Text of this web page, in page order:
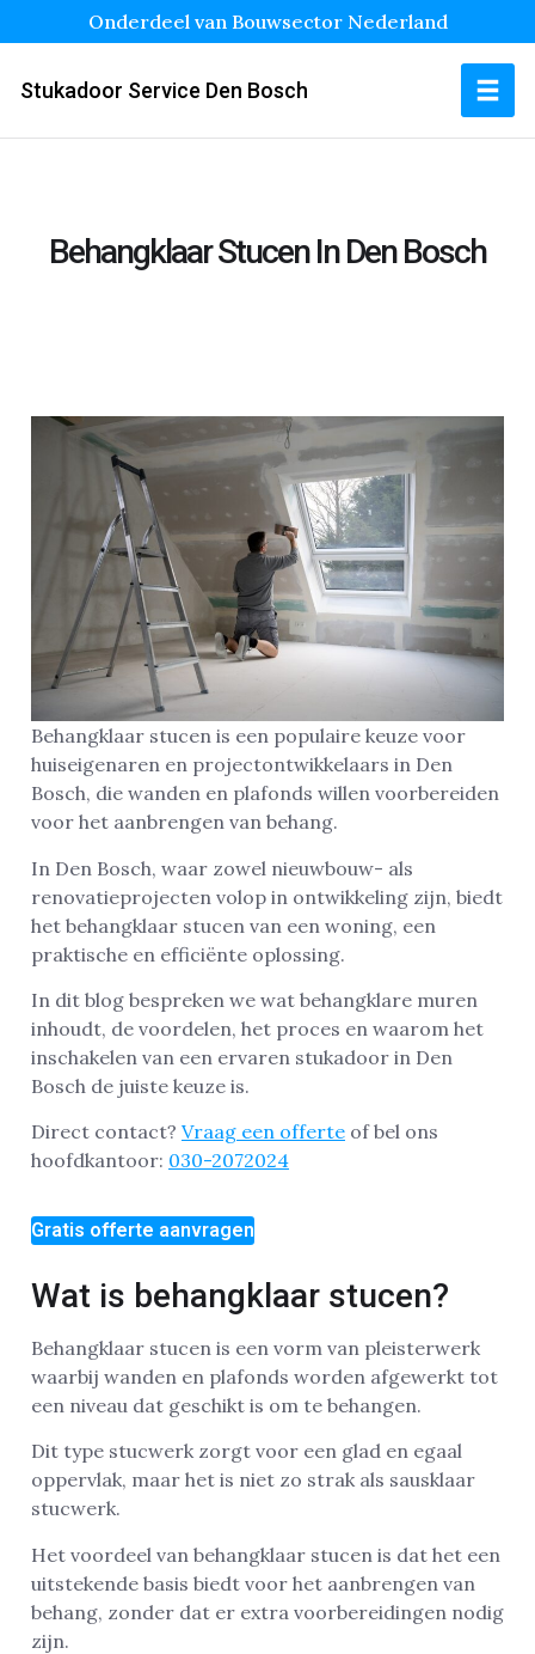
Onderdeel van Bouwsector Nederland
Stukadoor Service Den Bosch
Behangklaar Stucen In Den Bosch
Behangklaar stucen is een populaire keuze voor
huiseigenaren en projectontwikkelaars in Den
Bosch, die wanden en plafonds willen voorbereiden
voor het aanbrengen van behang.
In Den Bosch, waar zowel nieuwbouw- als
renovatieprojecten volop in ontwikkeling zijn, biedt
het behangklaar stucen van een woning, een
praktische en efficiënte oplossing.
In dit blog bespreken we wat behangklare muren
inhoudt, de voordelen, het proces en waarom het
inschakelen van een ervaren stukadoor in Den
Bosch de juiste keuze is.
Direct contact? Vraag een offerte of bel ons
hoofdkantoor: 030-2072024
Gratis offerte aanvragen
Wat is behangklaar stucen?
Behangklaar stucen is een vorm van pleisterwerk
waarbij wanden en plafonds worden afgewerkt tot
een niveau dat geschikt is om te behangen.
Dit type stucwerk zorgt voor een glad en egaal
oppervlak, maar het is niet zo strak als sausklaar
stucwerk.
Het voordeel van behangklaar stucen is dat het een
uitstekende basis biedt voor het aanbrengen van
behang, zonder dat er extra voorbereidingen nodig
zijn.